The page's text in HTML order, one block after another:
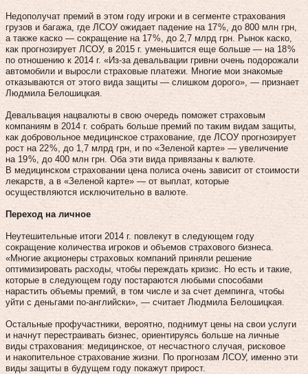
Недополучат премий в этом году иг­ро­ки и в сег­мен­те стра­хования
грузов и багажа, где ЛСОУ ожидает падение на 17 %, до 800 млн грн,
а также каско — сокращение на 17 %, до 2,7 млрд грн. Рынок каско,
как прогнозирует ЛСОУ, в 2015 г. уменьшится еще больше — на 18 %
по отношению к 2014 г. «Из-за девальвации гривни очень подорожали
автомобили и выросли страховые платежи. Многие мои знакомые
отказываются от этого вида защиты — слишком дорого», — признает
Людмила Белошицкая.
Девальвация нацвалюты в свою очередь поможет страховым
компаниям в 2014 г. собрать больше премий по таким видам защиты,
как добровольное медицинское страхование, где ЛСОУ прогнозирует
рост на 22 %, до 1,7 млрд грн, и по «Зеленой карте» — увеличение
на 19 %, до 400 млн грн. Оба эти вида привязаны к валюте.
В медицинском страховании цена полиса очень зависит от стоимости
лекарств, а в «Зеленой карте» — от выплат, которые
осуществляются исключительно в валюте.
Переход на личное
Неутешительные итоги 2014 г. повлекут в следующем году
сокращение количества игроков и объемов страхового бизнеса.
«Многие акционеры страховых компаний приняли решение
оптимизировать расходы, чтобы переждать кризис. Но есть и такие,
которые в следующем году постараются любыми способами
нарастить объемы премий, в том числе и за счет демпинга, чтобы
уйти с деньгами по‑английски», — считает Людмила Белошицкая.
Остальные профучастники, вероятно, поднимут цены на свои услуги
и начнут перестраивать бизнес, ориентируясь больше на личные
виды страхования: медицинское, от несчастного случая, рисковое
и накопительное страхование жизни. По прогнозам ЛСОУ, именно эти
виды защиты в будущем году покажут прирост.